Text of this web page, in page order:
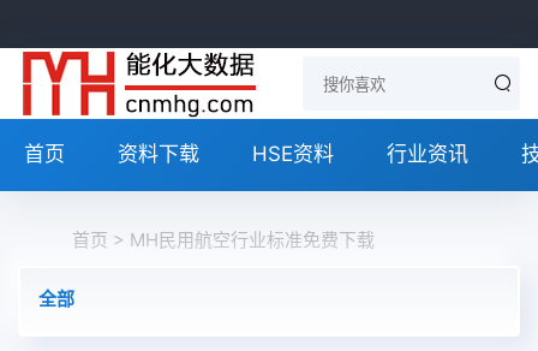
首页 资料下载 HSE资料 行业资讯
首页 > MH民用航空行业标准免费下载
全部